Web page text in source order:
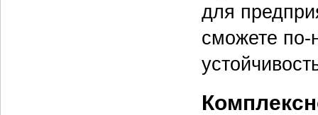
для
сможете по-